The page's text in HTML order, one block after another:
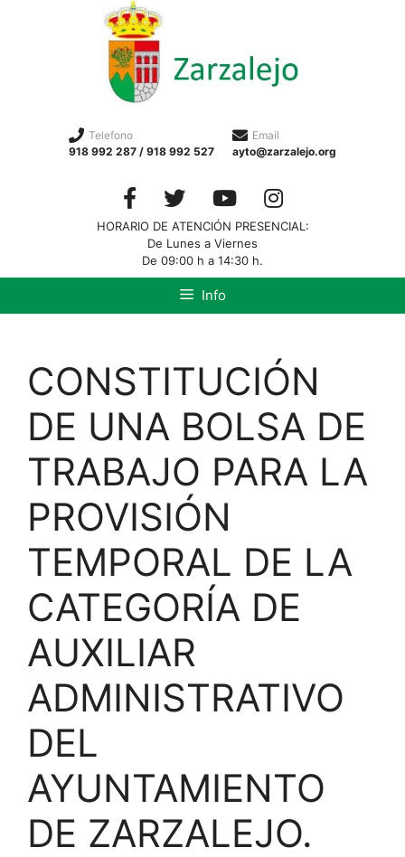
Telefono
918 992 287 / 918 992 527
Email
ayto@zarzalejo.org
HORARIO DE ATENCIÓN PRESENCIAL:
De Lunes a Viernes
De 09:00 h a 14:30 h.
Info
CONSTITUCIÓN
DE UNA BOLSA DE
TRABAJO PARA LA
PROVISIÓN
TEMPORAL DE LA
CATEGORÍA DE
AUXILIAR
ADMINISTRATIVO
DEL
AYUNTAMIENTO
DE ZARZALEJO.